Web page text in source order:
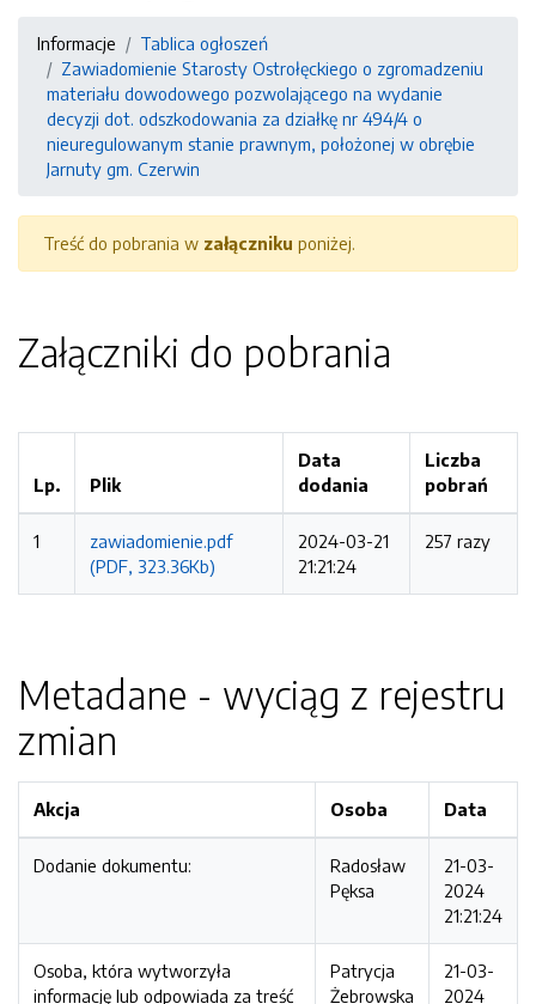
Informacje
Tablica ogłoszeń
Zawiadomienie Starosty Ostrołęckiego o zgromadzeniu
materiału dowodowego pozwolającego na wydanie
decyzji dot. odszkodowania za działkę nr 494/4 o
nieuregulowanym stanie prawnym, położonej w obrębie
Jarnuty gm. Czerwin
Treść do pobrania w załączniku poniżej.
Załączniki do pobrania
Lp. Plik
Data
dodania
Liczba
pobrań
1
zawiadomienie.pdf
(PDF, 323.36Kb)
2024-03-21
21:21:24
257 razy
Metadane - wyciąg z rejestru
zmian
Akcja Osoba Data
Dodanie dokumentu:
Radosław
Pęksa
21-03-
2024
21:21:24
Osoba, która wytworzyła
informację lub odpowiada za treść
Patrycja
Żebrowska
21-03-
2024